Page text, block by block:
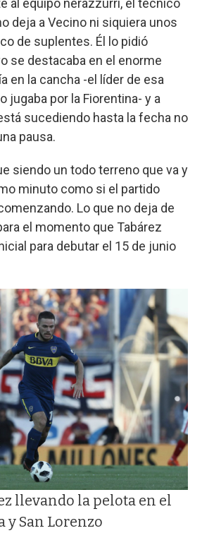
al equipo nerazzurri, el técnico
deja a Vecino ni siquiera unos
de suplentes. Él lo pidió
se destacaba en el enorme
en la cancha -el líder de esa
jugaba por la Fiorentina- y a
sucediendo hasta la fecha no
pausa.
siendo un todo terreno que va y
minuto como si el partido
Lo que no deja de
el momento que Tabárez
para debutar el 15 de junio
llevando la pelota en el
y San Lorenzo